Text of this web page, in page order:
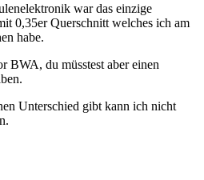
war das einzige
0,35er Querschnitt welches ich am
habe.
BWA, du müsstest aber einen
Unterschied gibt kann ich nicht